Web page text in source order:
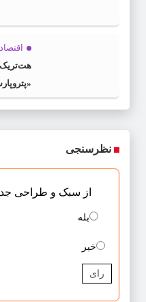
هت‌تریک
می‌کند
نظرسنجی
از سبک و طراحی
بله
خیر
رای